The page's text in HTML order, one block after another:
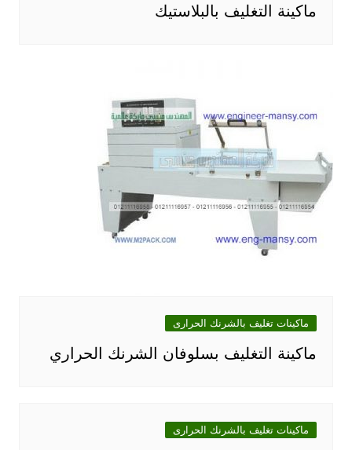
ماكينة التغليف بالبلاستيك
ماكينات تغليف بالشرنك الحرارى
ماكينة التغليف بسلوفان الشرنك الحراري
ماكينات تغليف بالشرنك الحرارى